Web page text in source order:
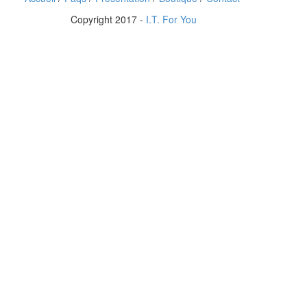
Copyright 2017 - I.T. For You